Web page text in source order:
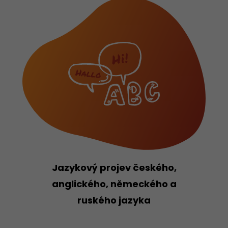
Jazykový projev českého,
anglického, německého a
ruského jazyka